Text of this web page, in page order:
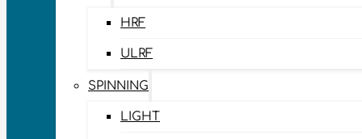
HRF
ULRF
SPINNING
LIGHT